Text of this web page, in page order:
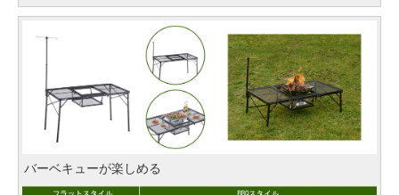
バーベキューが楽しめる